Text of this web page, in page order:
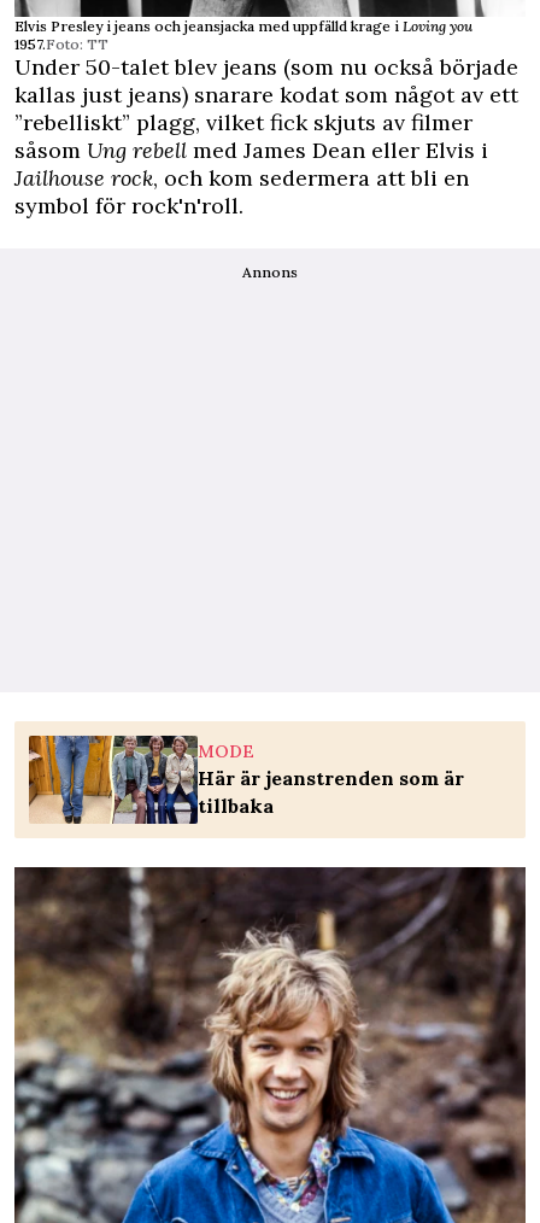
Elvis Presley i jeans och jeansjacka med uppfälld krage i Loving you
1957.Foto: TT
Under 50-talet blev jeans (som nu också började
kallas just jeans) snarare kodat som något av ett
”rebelliskt” plagg, vilket fick skjuts av filmer
såsom Ung rebell med James Dean eller Elvis i
Jailhouse rock, och kom sedermera att bli en
symbol för rock'n'roll.
Annons
MODE
Här är jeanstrenden som är
tillbaka